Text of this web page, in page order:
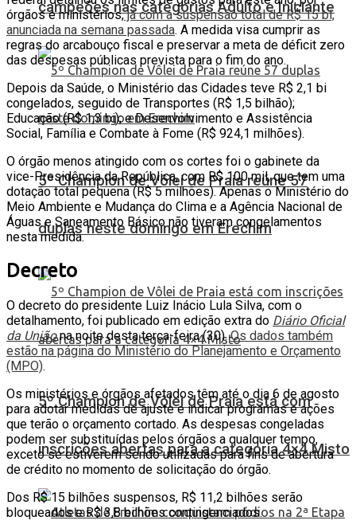
campeões nas categorias Adulto e Iniciante
5º Champion de Vôlei de Praia reúne 57
duplas neste domingo em Erechim
5º Champion de Vôlei de Praia está com
inscrições abertas para a categoria 4×4 Misto
órgãos e ministérios,já com a suspensão total de R$ 15 bi,
anunciada na semana passada. A medida visa cumprir as
regras do arcabouço fiscal e preservar a meta de déficit zero
das despesas públicas prevista para o fim do ano.
Depois da Saúde, o Ministério das Cidades teve R$ 2,1 bi
congelados, seguido de Transportes (R$ 1,5 bilhão);
Educação (R$ 1,3 bi); e Desenvolvimento e Assistência
Social, Família e Combate à Fome (R$ 924,1 milhões).
O órgão menos atingido com os cortes foi o gabinete da
vice-Presidência da República, com R$ 100 mil, que tem uma
dotação total pequena (R$ 5 milhões). Apenas o Ministério do
Meio Ambiente e Mudança do Clima e a Agência Nacional de
Águas e Saneamento Básico não tiveram congelamentos
nesta medida.
Decreto
O decreto do presidente Luiz Inácio Lula Silva, com o
detalhamento, foi publicado em edição extra do Diário Oficial
da Uniãona noite desta terça-feira (30).Os dados também
estão na página do Ministério do Planejamento e Orçamento
(MPO).
Os ministérios e órgãos afetados têm até o dia 6 de agosto
para adotar medidas de ajuste e indicar programas e ações
que terão o orçamento cortado. As despesas congeladas
podem ser substituídas pelos órgãos a qualquer tempo,
exceto se estiverem sendo utilizadas para fins de abertura
de crédito no momento de solicitação do órgão.
Dos R$ 15 bilhões suspensos, R$ 11,2 bilhões serão
bloqueados e R$ 3,8 bilhões contingenciados.